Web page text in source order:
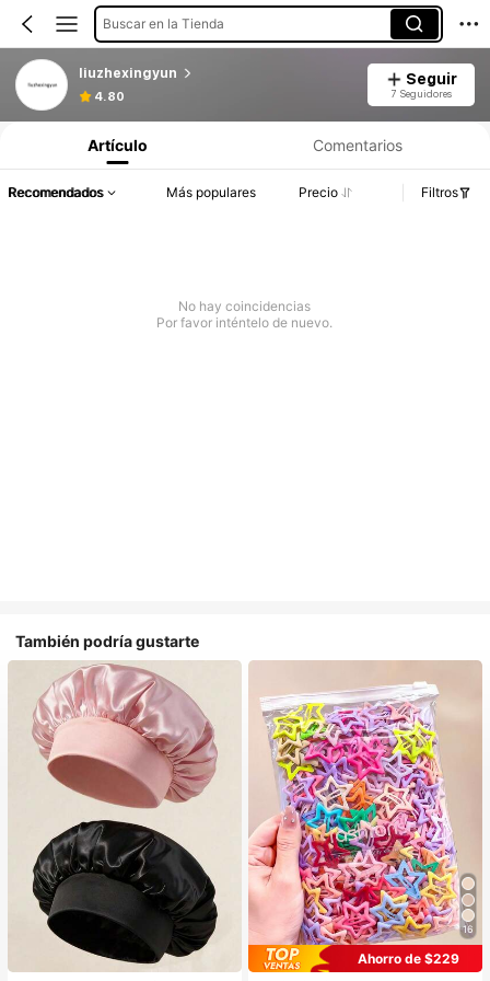
Buscar en la Tienda
liuzhexingyun
4.80
Seguir
7 Seguidores
Artículo Comentarios
Recomendados Más populares Precio Filtros
No hay coincidencias
Por favor inténtelo de nuevo.
También podría gustarte
#1 Más vendidos
en Multicolor Gorros para el pelo para mujer
Establecido hace 1 año
16
Ahorro de $229
#1 Más vendidos
en Aleación De Hierro Accesorios para el cabello d
¡Casi agotado!